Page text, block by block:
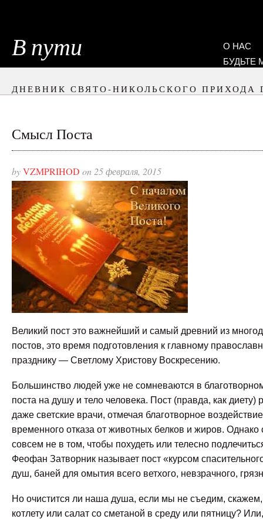
В пути
О НАС
БУДЬТЕ
ДНЕВНИК СВЯТО-НИКОЛЬСКОГО ПРИХОДА
Смысл Поста
byVZMPRIHOD on 25 февраля, 2015
Великий пост это важнейший и самый древний из
постов, это время подготовления к главному
празднику — Светлому Христову Воскресению.
Большинство людей уже не сомневаются в
поста на душу и тело человека. Пост (правда, как диету)
даже светские врачи, отмечая благотворное
временного отказа от животных белков и жиров. Однако
совсем не в том, чтобы похудеть или телесно
Феофан Затворник называет пост «курсом
душ, баней для омытия всего ветхого, невзрачного,
Но очистится ли наша душа, если мы не съедим,
котлету или салат со сметаной в среду или пятницу?